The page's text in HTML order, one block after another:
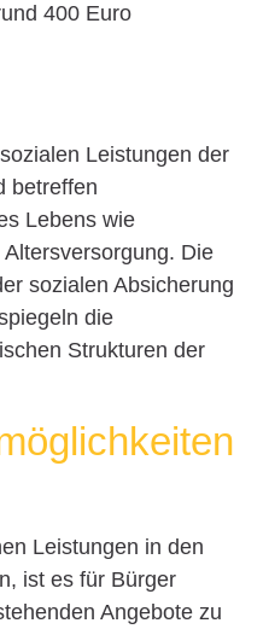
400 Euro
Leistungen der
betreffen
Lebens wie
Die
sozialen Absicherung
die
Strukturen der
Leistungen in den
ist es für Bürger
Angebote zu